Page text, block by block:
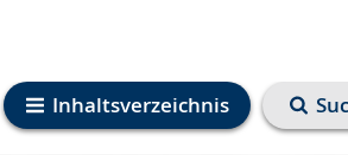
Inhaltsverzeichnis